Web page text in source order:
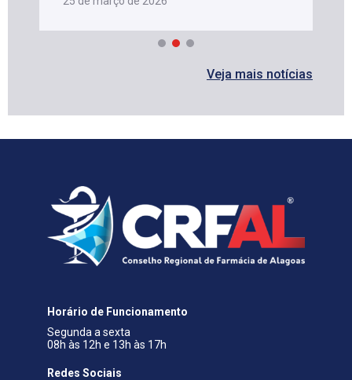
Veja mais notícias
Horário de Funcionamento
Segunda a sexta
08h às 12h e 13h às 17h
Redes Sociais​